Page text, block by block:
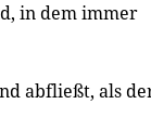
in dem immer
abfließt, als